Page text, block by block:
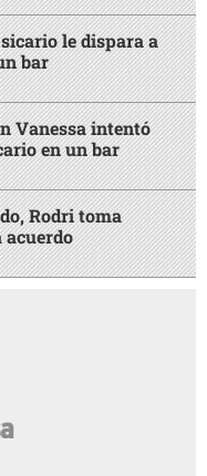
le dispara a
bar
Vanessa intentó
en un bar
Rodri toma
acuerdo